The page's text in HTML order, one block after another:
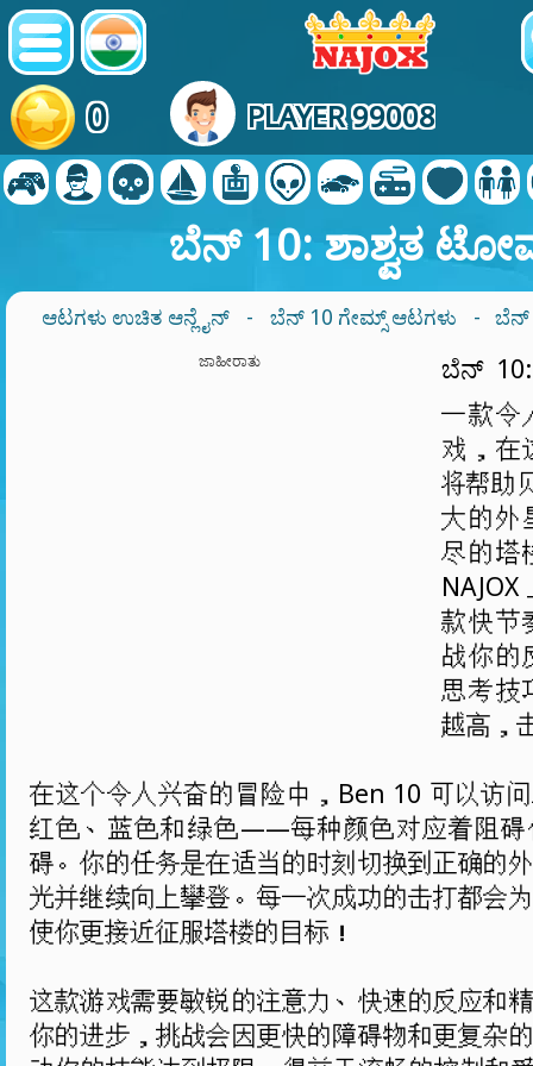
0 PLAYER 99008
ಬೆನ್ 10: ಶಾಶ್ವತ
ಆಟಗಳು ಉಚಿತ ಆನ್ಲೈನ್ - ಬೆನ್ 10 ಗೇಮ್ಸ್ ಆಟಗಳು - ಬೆನ್
ಜಾಹೀರಾತು
ಬೆನ್
一款令
戏，在
将帮助
大的外
尽的塔
款快节
战你的
思考技
越高，
在这个令人兴奋的冒险中，Ben 10 可以访
红色、蓝色和绿色——每种颜色对应着阻碍
碍。你的任务是在适当的时刻切换到正确的
光并继续向上攀登。每一次成功的击打都会
使你更接近征服塔楼的目标！
这款游戏需要敏锐的注意力、快速的反应和
你的进步，挑战会因更快的障碍物和更复杂